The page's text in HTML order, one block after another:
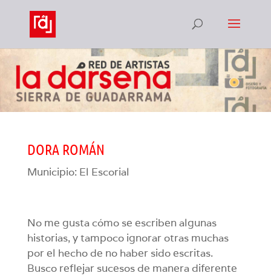
DORA ROMÁN
Municipio: El Escorial
No me gusta cómo se escriben algunas
historias, y tampoco ignorar otras muchas
por el hecho de no haber sido escritas.
Busco reflejar sucesos de manera diferente